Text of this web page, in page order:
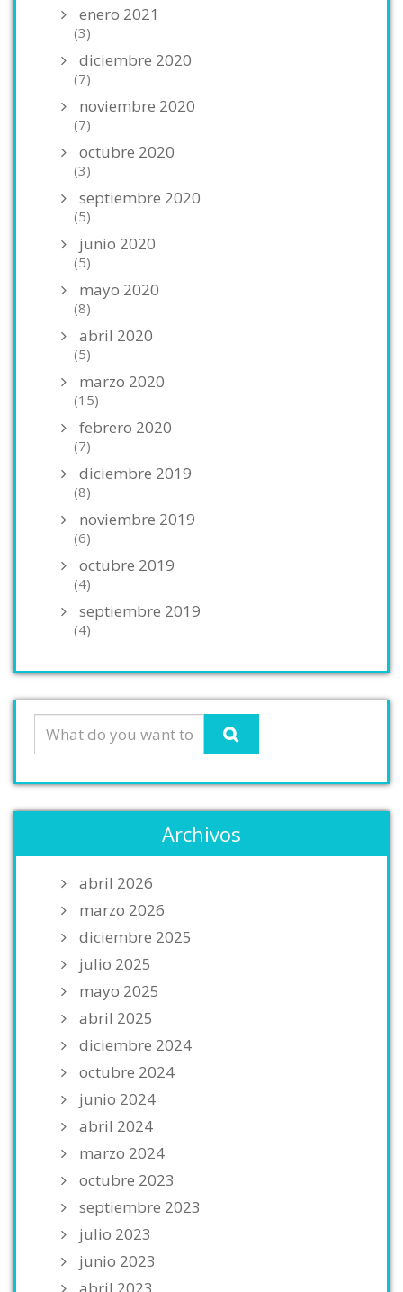
enero 2021
(3)
diciembre 2020
(7)
noviembre 2020
(7)
octubre 2020
(3)
septiembre 2020
(5)
junio 2020
(5)
mayo 2020
(8)
abril 2020
(5)
marzo 2020
(15)
febrero 2020
(7)
diciembre 2019
(8)
noviembre 2019
(6)
octubre 2019
(4)
septiembre 2019
(4)
Archivos
abril 2026
marzo 2026
diciembre 2025
julio 2025
mayo 2025
abril 2025
diciembre 2024
octubre 2024
junio 2024
abril 2024
marzo 2024
octubre 2023
septiembre 2023
julio 2023
junio 2023